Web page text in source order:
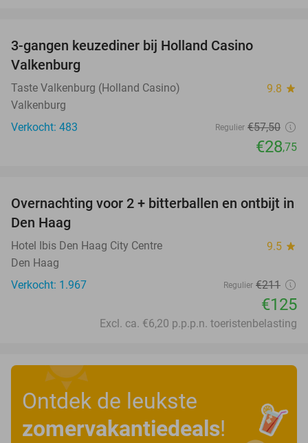
3-gangen keuzediner bij Holland Casino
Valkenburg
Taste Valkenburg (Holland Casino) 9.8 star
Valkenburg
Verkocht: 483
Regulier €57,50
€28,75
41%
Overnachting voor 2 + bitterballen en ontbijt in
Den Haag
Hotel Ibis Den Haag City Centre 9.5 star
Den Haag
Verkocht: 1.967
Regulier €211
€125
Excl. ca. €6,20 p.p.p.n. toeristenbelasting
Ontdek de leukste
zomervakantiedeals!